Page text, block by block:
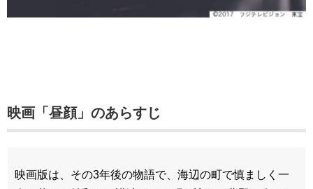
映画「昼顔」のあらすじ
映画版は、その3年後の物語で、海辺の町で慎ましく一